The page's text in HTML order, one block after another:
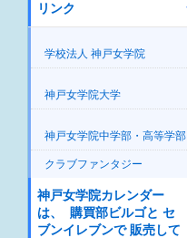
リンク
学校法人 神戸女学院
神戸女学院大学
神戸女学院中学部・高等学部
クラブファンタジー
神戸女学院カレンダー
は、 購買部ビルゴと セ
ブンイレブンで 販売して